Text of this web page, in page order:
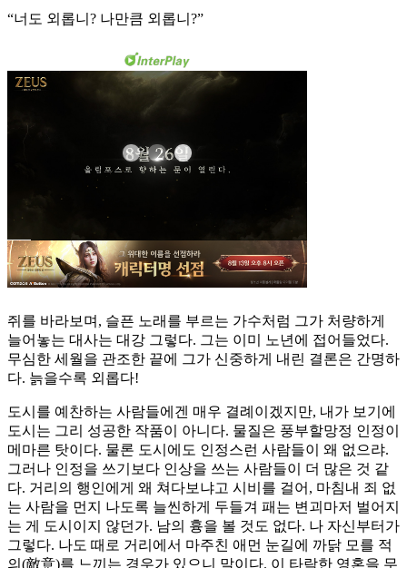
“너도 외롭니? 나만큼 외롭니?”
쥐를 바라보며, 슬픈 노래를 부르는 가수처럼 그가 처량하게
늘어놓는 대사는 대강 그렇다. 그는 이미 노년에 접어들었다.
무심한 세월을 관조한 끝에 그가 신중하게 내린 결론은 간명하
다. 늙을수록 외롭다!
도시를 예찬하는 사람들에겐 매우 결례이겠지만, 내가 보기에
도시는 그리 성공한 작품이 아니다. 물질은 풍부할망정 인정이
메마른 탓이다. 물론 도시에도 인정스런 사람들이 왜 없으랴.
그러나 인정을 쓰기보다 인상을 쓰는 사람들이 더 많은 것 같
다. 거리의 행인에게 왜 쳐다보냐고 시비를 걸어, 마침내 죄 없
는 사람을 먼지 나도록 늘씬하게 두들겨 패는 변괴마저 벌어지
는 게 도시이지 않던가. 남의 흉을 볼 것도 없다. 나 자신부터가
그렇다. 나도 때로 거리에서 마주친 애먼 눈길에 까닭 모를 적
의(敵意)를 느끼는 경우가 있으니 말이다. 이 타락한 영혼을 무